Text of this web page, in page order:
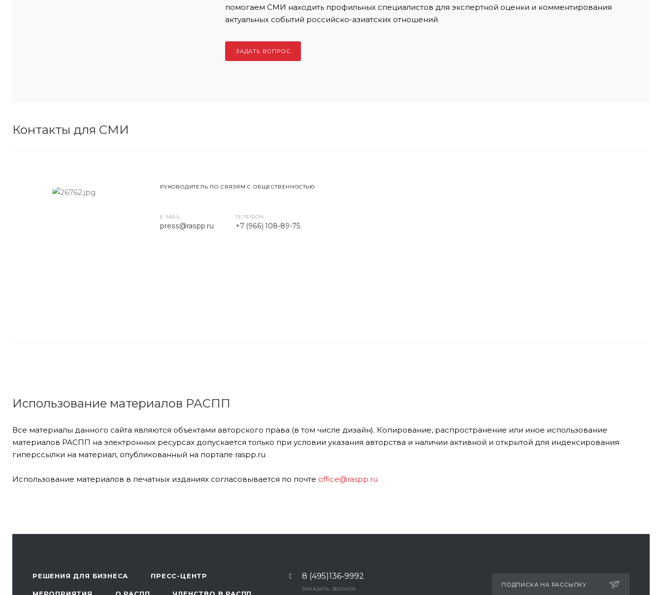
помогаем СМИ находить профильных специалистов для экспертной оценки и комментирования
актуальных событий российско-азиатских отношений.
ЗАДАТЬ ВОПРОС
Контакты для СМИ
РУКОВОДИТЕЛЬ ПО СВЯЗЯМ С ОБЩЕСТВЕННОСТЬЮ
E-MAIL
press@raspp.ru
ТЕЛЕФОН
+7 (966) 108-89-75
Использование материалов РАСПП
Все материалы данного сайта являются объектами авторского права (в том числе дизайн). Копирование, распространение или иное использование
материалов РАСПП на электронных ресурсах допускается только при условии указания авторства и наличии активной и открытой для индексирования
гиперссылки на материал, опубликованный на портале raspp.ru
Использование материалов в печатных изданиях согласовывается по почте office@raspp.ru
РЕШЕНИЯ ДЛЯ БИЗНЕСА ПРЕСС-ЦЕНТР 8 (495)136-9992
ЗАКАЗАТЬ ЗВОНОК
ПОДПИСКА НА РАССЫЛКУ